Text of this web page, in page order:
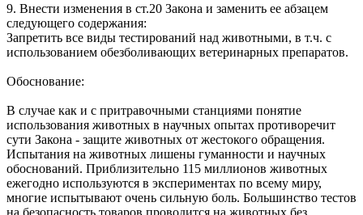
9. Внести изменения в ст.20 Закона и заменить ее абзацем
следующего содержания:
Запретить все виды тестирований над животными, в т.ч. с
использованием обезболивающих ветеринарных препаратов.
Обоснование:
В случае как и с притравочными станциями понятие
использования животных в научных опытах противоречит
сути Закона - защите животных от жестокого обращения.
Испытания на животных лишены гуманности и научных
обоснований. Приблизительно 115 миллионов животных
ежегодно используются в экспериментах по всему миру,
многие испытывают очень сильную боль. Большинство тестов
на безопасность товаров проводится на животных без